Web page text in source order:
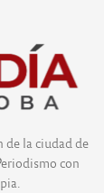
de la ciudad de
con